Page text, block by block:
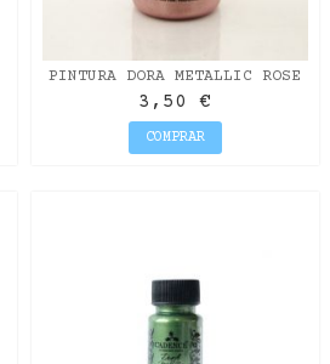
PINTURA DORA METALLIC ROSE
GOLD 50ML
3,50 €
COMPRAR